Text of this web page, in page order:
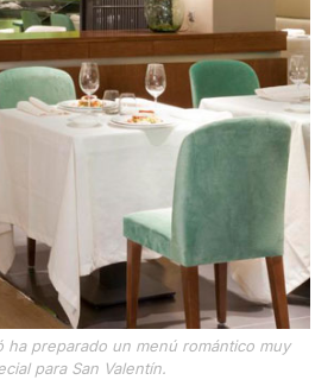
ha preparado un menú romántico muy
para San Valentín.